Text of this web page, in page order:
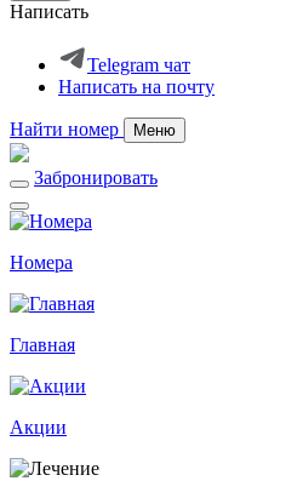
Написать
Telegram чат
Написать на почту
Найти номер Меню
Забронировать
Номера
Главная
Акции